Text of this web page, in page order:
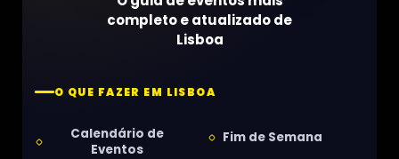
completo e atualizado de
Lisboa
O QUE FAZER EM LISBOA
Calendário de
Eventos
Fim de Semana